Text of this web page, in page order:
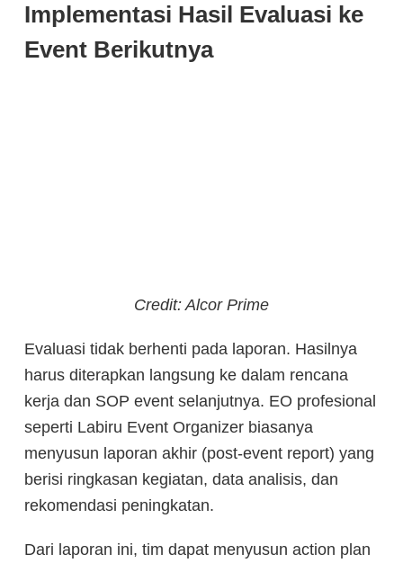
Implementasi Hasil Evaluasi ke
Event Berikutnya
Credit: Alcor Prime
Evaluasi tidak berhenti pada laporan. Hasilnya
harus diterapkan langsung ke dalam rencana
kerja dan SOP event selanjutnya. EO profesional
seperti Labiru Event Organizer biasanya
menyusun laporan akhir (post-event report) yang
berisi ringkasan kegiatan, data analisis, dan
rekomendasi peningkatan.
Dari laporan ini, tim dapat menyusun action plan